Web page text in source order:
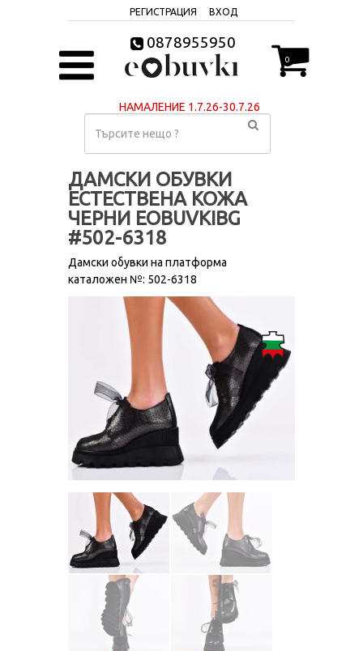
РЕГИСТРАЦИЯ ВХОД
0878955950
0
НАМАЛЕНИЕ 1.7.26-30.7.26
ДАМСКИ ОБУВКИ
ЕСТЕСТВЕНА КОЖА
ЧЕРНИ EOBUVKIBG
#502-6318
Дамски обувки на платформа
каталожен №: 502-6318